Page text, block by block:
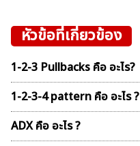
หัวข้อที่เกี่ยวข้อง
1-2-3 Pullbacks คือ อะไร?
1-2-3-4 pattern คือ อะไร ?
ADX คือ อะไร ?